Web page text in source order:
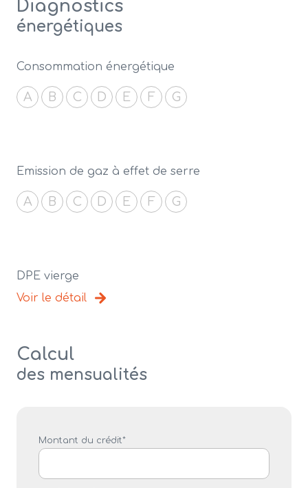
Diagnostics
énergétiques
Consommation énergétique
A B C D E F G
Emission de gaz à effet de serre
A B C D E F G
DPE vierge
Voir le détail
Calcul
des mensualités
Montant du crédit*